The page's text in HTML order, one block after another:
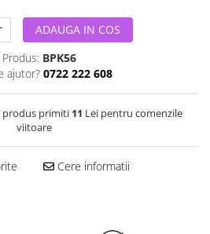
ADAUGA IN COS
BPK56
ajutor? 0722 222 608
produs primiti 11 Lei pentru comenzile
viitoare
Cere informatii